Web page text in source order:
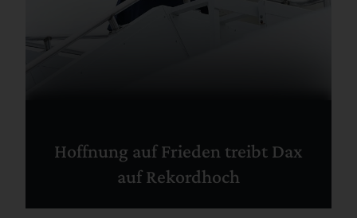
Hoffnung auf Frieden treibt Dax
auf Rekordhoch